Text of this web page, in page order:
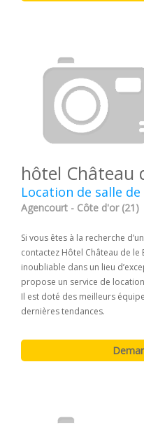
hôtel Château
Location de salle
Agencourt - Côte d'or (21)
Si vous êtes à la recherche
contactez Hôtel Château de
inoubliable dans un lieu
propose un service de
Il est doté des meilleurs
dernières tendances.